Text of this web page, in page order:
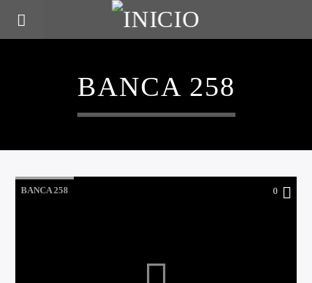
BANCA 258
BANCA 258 0